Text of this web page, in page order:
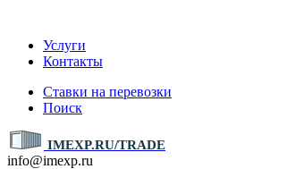
Услуги
Контакты
Ставки на перевозки
Поиск
IMEXP.RU/TRADE
info@imexp.ru